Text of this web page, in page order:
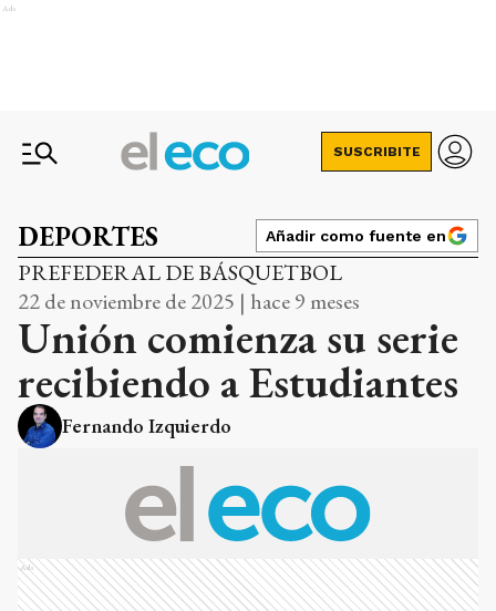
Ads
SUSCRIBITE
DEPORTES Añadir como fuente en
PREFEDERAL DE BÁSQUETBOL
22 de noviembre de 2025 | hace 9 meses
Unión comienza su serie
recibiendo a Estudiantes
Fernando Izquierdo
Ads